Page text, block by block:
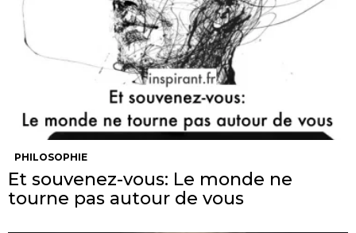
PHILOSOPHIE
Et souvenez-vous: Le monde ne
tourne pas autour de vous